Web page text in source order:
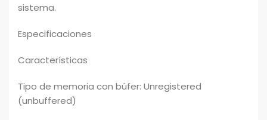
sistema.
Especificaciones
Características
Tipo de memoria con búfer: Unregistered
(unbuffered)